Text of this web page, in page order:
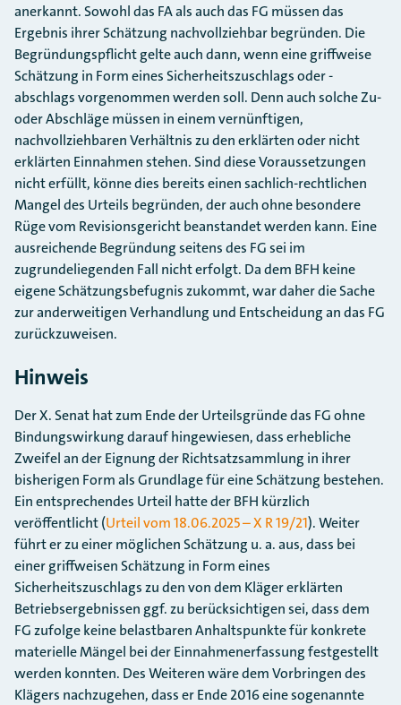
anerkannt. Sowohl das FA als auch das FG müssen das
Ergebnis ihrer Schätzung nachvollziehbar begründen. Die
Begründungspflicht gelte auch dann, wenn eine griffweise
Schätzung in Form eines Sicherheitszuschlags oder -
abschlags vorgenommen werden soll. Denn auch solche Zu-
oder Abschläge müssen in einem vernünftigen,
nachvollziehbaren Verhältnis zu den erklärten oder nicht
erklärten Einnahmen stehen. Sind diese Voraussetzungen
nicht erfüllt, könne dies bereits einen sachlich-rechtlichen
Mangel des Urteils begründen, der auch ohne besondere
Rüge vom Revisionsgericht beanstandet werden kann. Eine
ausreichende Begründung seitens des FG sei im
zugrundeliegenden Fall nicht erfolgt. Da dem BFH keine
eigene Schätzungsbefugnis zukommt, war daher die Sache
zur anderweitigen Verhandlung und Entscheidung an das FG
zurückzuweisen.
Hinweis
Der X. Senat hat zum Ende der Urteilsgründe das FG ohne
Bindungswirkung darauf hingewiesen, dass erhebliche
Zweifel an der Eignung der Richtsatzsammlung in ihrer
bisherigen Form als Grundlage für eine Schätzung bestehen.
Ein entsprechendes Urteil hatte der BFH kürzlich
veröffentlicht (Urteil vom 18.06.2025 – X R 19/21). Weiter
führt er zu einer möglichen Schätzung u. a. aus, dass bei
einer griffweisen Schätzung in Form eines
Sicherheitszuschlags zu den von dem Kläger erklärten
Betriebsergebnissen ggf. zu berücksichtigen sei, dass dem
FG zufolge keine belastbaren Anhaltspunkte für konkrete
materielle Mängel bei der Einnahmenerfassung festgestellt
werden konnten. Des Weiteren wäre dem Vorbringen des
Klägers nachzugehen, dass er Ende 2016 eine sogenannte